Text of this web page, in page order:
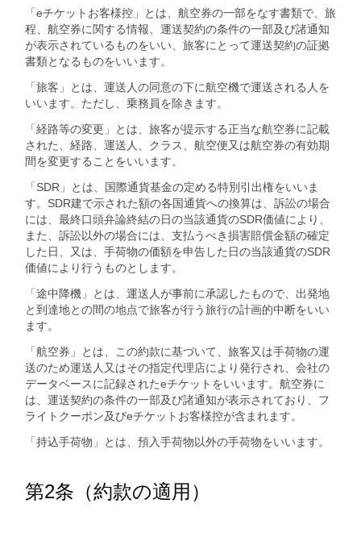
「eチケットお客様控」とは、航空券の一部をなす書類で、旅
程、航空券に関する情報、運送契約の条件の一部及び諸通知
が表示されているものをいい、旅客にとって運送契約の証拠
書類となるものをいいます。
「旅客」とは、運送人の同意の下に航空機で運送される人を
いいます。ただし、乗務員を除きます。
「経路等の変更」とは、旅客が提示する正当な航空券に記載
された、経路、運送人、クラス、航空便又は航空券の有効期
間を変更することをいいます。
「SDR」とは、国際通貨基金の定める特別引出権をいいま
す。SDR建で示された額の各国通貨への換算は、訴訟の場合
には、最終口頭弁論終結の日の当該通貨のSDR価値により、
また、訴訟以外の場合には、支払うべき損害賠償金額の確定
した日、又は、手荷物の価額を申告した日の当該通貨のSDR
価値により行うものとします。
「途中降機」とは、運送人が事前に承認したもので、出発地
と到達地との間の地点で旅客が行う旅行の計画的中断をいい
ます。
「航空券」とは、この約款に基づいて、旅客又は手荷物の運
送のため運送人又はその指定代理店により発行され、会社の
データベースに記録されたeチケットをいいます。航空券に
は、運送契約の条件の一部及び諸通知が表示されており、フ
ライトクーポン及びeチケットお客様控が含まれます。
「持込手荷物」とは、預入手荷物以外の手荷物をいいます。
第2条（約款の適用）